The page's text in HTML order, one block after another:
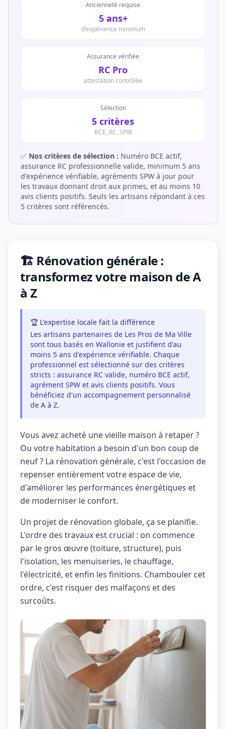
Ancienneté requise
5 ans+
d'expérience minimum
Assurance vérifiée
RC Pro
attestation contrôlée
Sélection
5 critères
BCE, RC, SPW
✅ Nos critères de sélection : Numéro BCE actif,
assurance RC professionnelle valide, minimum 5 ans
d'expérience vérifiable, agréments SPW à jour pour
les travaux donnant droit aux primes, et au moins 10
avis clients positifs. Seuls les artisans répondant à ces
5 critères sont référencés.
🏗️ Rénovation générale :
transformez votre maison de A
à Z
🏆 L'expertise locale fait la différence
Les artisans partenaires de Les Pros de Ma Ville
sont tous basés en Wallonie et justifient d'au
moins 5 ans d'expérience vérifiable. Chaque
professionnel est sélectionné sur des critères
stricts : assurance RC valide, numéro BCE actif,
agrément SPW et avis clients positifs. Vous
bénéficiez d'un accompagnement personnalisé
de A à Z.
Vous avez acheté une vieille maison à retaper ?
Ou votre habitation a besoin d'un bon coup de
neuf ? La rénovation générale, c'est l'occasion de
repenser entièrement votre espace de vie,
d'améliorer les performances énergétiques et
de moderniser le confort.
Un projet de rénovation globale, ça se planifie.
L'ordre des travaux est crucial : on commence
par le gros œuvre (toiture, structure), puis
l'isolation, les menuiseries, le chauffage,
l'électricité, et enfin les finitions. Chambouler cet
ordre, c'est risquer des malfaçons et des
surcoûts.